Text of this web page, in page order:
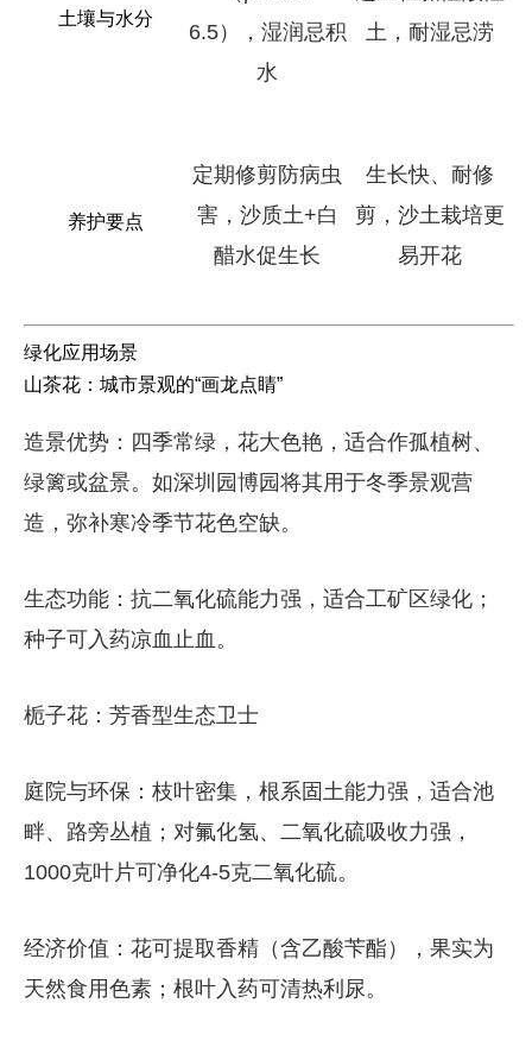
土壤与水分
6.5），湿润忌积
水
土，耐湿忌涝
养护要点
定期修剪防病虫
害，沙质土+白
醋水促生长
生长快、耐修
剪，沙土栽培更
易开花
绿化应用场景
山茶花：城市景观的“画龙点睛”
造景优势：四季常绿，花大色艳，适合作孤植树、
绿篱或盆景。如深圳园博园将其用于冬季景观营
造，弥补寒冷季节花色空缺。
生态功能：抗二氧化硫能力强，适合工矿区绿化；
种子可入药凉血止血。
栀子花：芳香型生态卫士
庭院与环保：枝叶密集，根系固土能力强，适合池
畔、路旁丛植；对氟化氢、二氧化硫吸收力强，
1000克叶片可净化4-5克二氧化硫。
经济价值：花可提取香精（含乙酸苄酯），果实为
天然食用色素；根叶入药可清热利尿。